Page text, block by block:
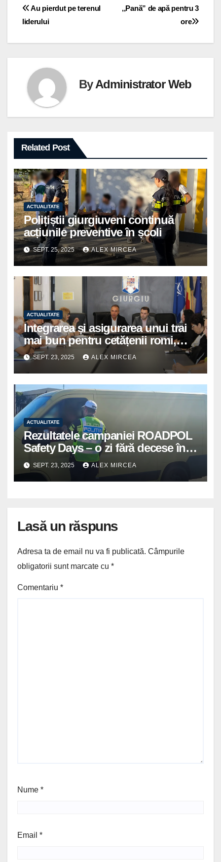
Navigare
,,Pană” de apă pentru 3
ore
Au pierdut pe terenul
liderului
ByAdministrator Web
Related Post
ACTUALITATE
Polițiștii giurgiuveni continuă
acțiunile preventive în școli
SEPT. 25, 2025 ALEX MIRCEA
ACTUALITATE
Integrarea și asigurarea unui trai
mai bun pentru cetățenii romi,
prioritate pentru instituțiile
publice giurgiuvene
SEPT. 23, 2025 ALEX MIRCEA
ACTUALITATE
Rezultatele campaniei ROADPOL
Safety Days – o zi fără decese în
trafic
SEPT. 23, 2025 ALEX MIRCEA
Lasă un răspuns
Adresa ta de email nu va fi publicată. Câmpurile
obligatorii sunt marcate cu *
Comentariu *
Nume *
Email *